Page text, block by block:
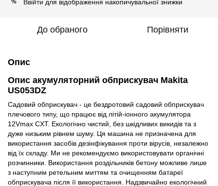
% Ввійти для відображення накопичувальної знижки
До обраного Порівняти
Опис
Опис акумуляторний обприскувач Makita
US053DZ
Садовий обприскувач - це бездротовий садовий обприскувач
плечового типу, що працює від літій-іонного акумулятора
12Vmax CXT. Екологічно чистий, без шкідливих викидів та з
дуже низьким рівнем шуму. Ця машина не призначена для
використання засобів дезінфікування проти вірусів, незалежно
від їх складу. Ми не рекомендуємо використовувати органічні
розчинники. Використання роздільників бетону можливе лише
з наступним ретельним миттям та очищенням батареї
обприскувача після її використання. Надзвичайно екологічний